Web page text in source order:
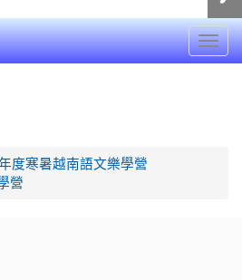
度寒暑越南語文樂學營
營